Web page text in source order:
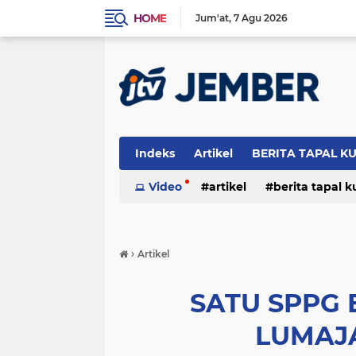
HOME Jum'at 7 Agu 2026
Indeks Artikel BERITA TAPAL
PERISTIWA
Video artikel berita tapal
› Artikel
SATU SPPG